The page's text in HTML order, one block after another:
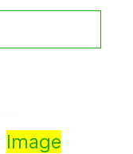
Image